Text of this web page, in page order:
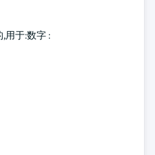
用于:数字 :